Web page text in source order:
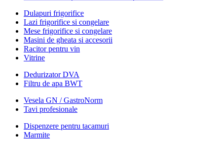
Dulapuri frigorifice
Lazi frigorifice si congelare
Mese frigorifice si congelare
Masini de gheata si accesorii
Racitor pentru vin
Vitrine
Dedurizator DVA
Filtru de apa BWT
Vesela GN / GastroNorm
Tavi profesionale
Dispenzere pentru tacamuri
Marmite